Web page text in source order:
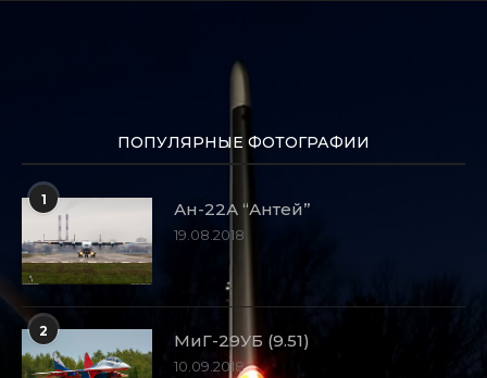
ПОПУЛЯРНЫЕ ФОТОГРАФИИ
1
Ан-22А “Антей”
19.08.2018
2
МиГ-29УБ (9.51)
10.09.2018